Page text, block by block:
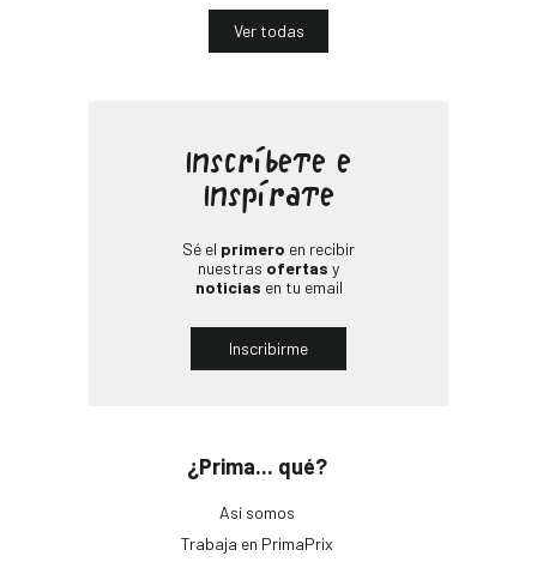
Ver todas
¿Prima... qué?
Así somos
Trabaja en PrimaPrix
Inscríbete e
Inspírate
Sé el primero en recibir
nuestras ofertas y
noticias en tu email
Inscribirme